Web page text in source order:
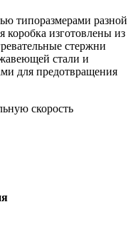
типоразмерами разной
изготовлены из
стержни
стали и
для предотвращения
скорость